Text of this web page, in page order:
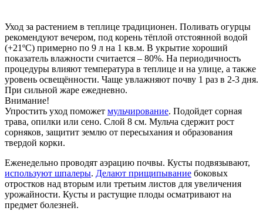
Уход за растением в теплице традиционен. Поливать огурцы
рекомендуют вечером, под корень тёплой отстоянной водой
(+21ºC) примерно по 9 л на 1 кв.м. В укрытие хороший
показатель влажности считается – 80%. На периодичность
процедуры влияют температура в теплице и на улице, а также
уровень освещённости. Чаще увлажняют почву 1 раз в 2-3 дня.
При сильной жаре ежедневно.
Внимание!
Упростить уход поможет мульчирование. Подойдет сорная
трава, опилки или сено. Слой 8 см. Мульча сдержит рост
сорняков, защитит землю от пересыхания и образования
твердой корки.
Еженедельно проводят аэрацию почвы. Кусты подвязывают,
используют шпалеры. Делают прищипывание боковых
отростков над вторым или третьим листов для увеличения
урожайности. Кусты и растущие плоды осматривают на
предмет болезней.